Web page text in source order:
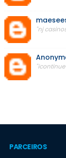
"nj
PARCEIROS